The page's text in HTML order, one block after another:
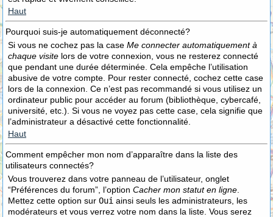
Haut
Pourquoi suis-je automatiquement déconnecté?
Si vous ne cochez pas la case Me connecter automatiquement à
chaque visite lors de votre connexion, vous ne resterez connecté
que pendant une durée déterminée. Cela empêche l’utilisation
abusive de votre compte. Pour rester connecté, cochez cette case
lors de la connexion. Ce n’est pas recommandé si vous utilisez un
ordinateur public pour accéder au forum (bibliothèque, cybercafé,
université, etc.). Si vous ne voyez pas cette case, cela signifie que
l’administrateur a désactivé cette fonctionnalité.
Haut
Comment empêcher mon nom d’apparaître dans la liste des
utilisateurs connectés?
Vous trouverez dans votre panneau de l’utilisateur, onglet
“Préférences du forum”, l’option Cacher mon statut en ligne
Mettez cette option sur Oui ainsi seuls les administrateurs, les
modérateurs et vous verrez votre nom dans la liste. Vous serez